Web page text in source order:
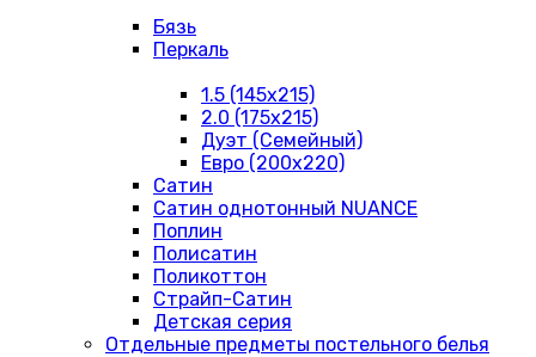
Бязь
Перкаль
1.5 (145х215)
2.0 (175х215)
Дуэт (Семейный)
Евро (200х220)
Сатин
Сатин однотонный NUANCE
Поплин
Полисатин
Поликоттон
Страйп-Сатин
Детская серия
Отдельные предметы постельного белья